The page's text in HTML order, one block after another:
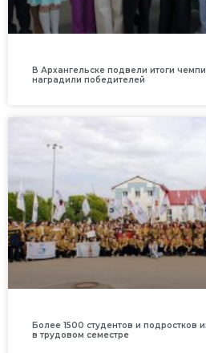
В Архангельске подвели итоги
наградили победителей
Более 1500 студентов и подростков
в трудовом семестре